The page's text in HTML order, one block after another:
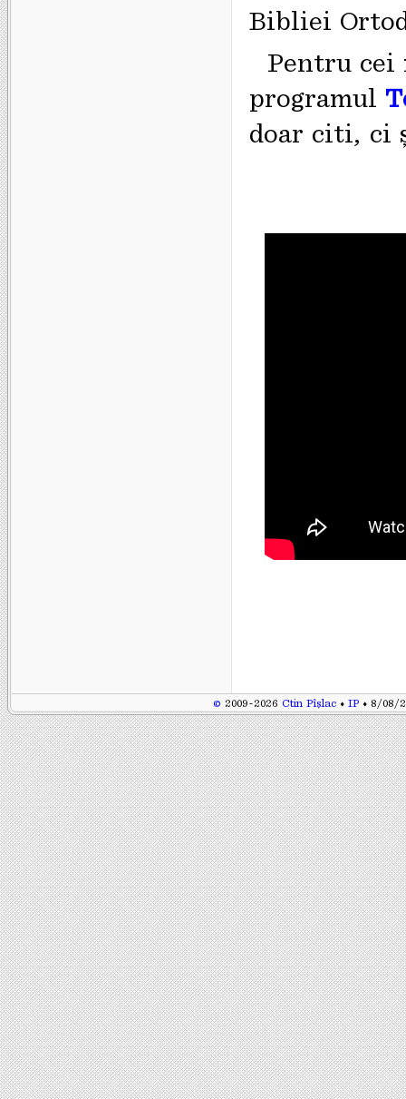
Bibliei
Pentru cei
programul
doar citi, ci
© 2009-2026 Ctin Pîșlac ♦ IP ♦ 8/08/